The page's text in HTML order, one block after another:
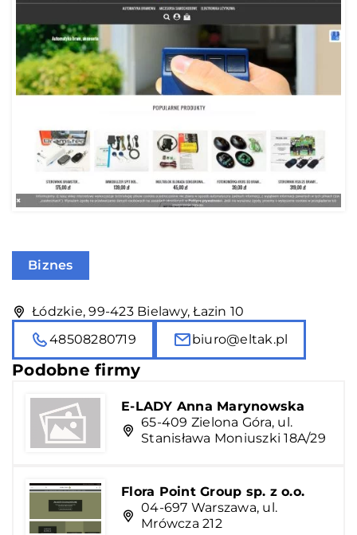
Biznes
Łódzkie, 99-423 Bielawy, Łazin 10
48508280719
biuro@eltak.pl
Podobne firmy
E-LADY Anna Marynowska
65-409 Zielona Góra, ul.
Stanisława Moniuszki 18A/29
Flora Point Group sp. z o.o.
04-697 Warszawa, ul.
Mrówcza 212